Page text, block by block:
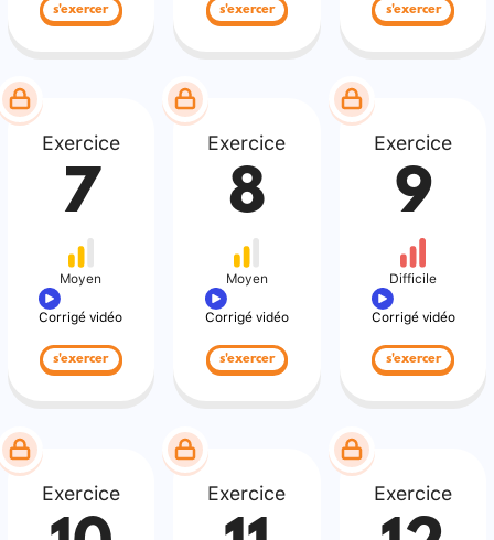
s'exercer s'exercer s'exercer
Exercice
7
Moyen
Corrigé vidéo
s'exercer
Exercice
8
Moyen
Corrigé vidéo
s'exercer
Exercice
9
Difficile
Corrigé vidéo
s'exercer
Exercice Exercice Exercice